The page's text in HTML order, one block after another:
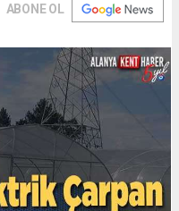
ABONE OL